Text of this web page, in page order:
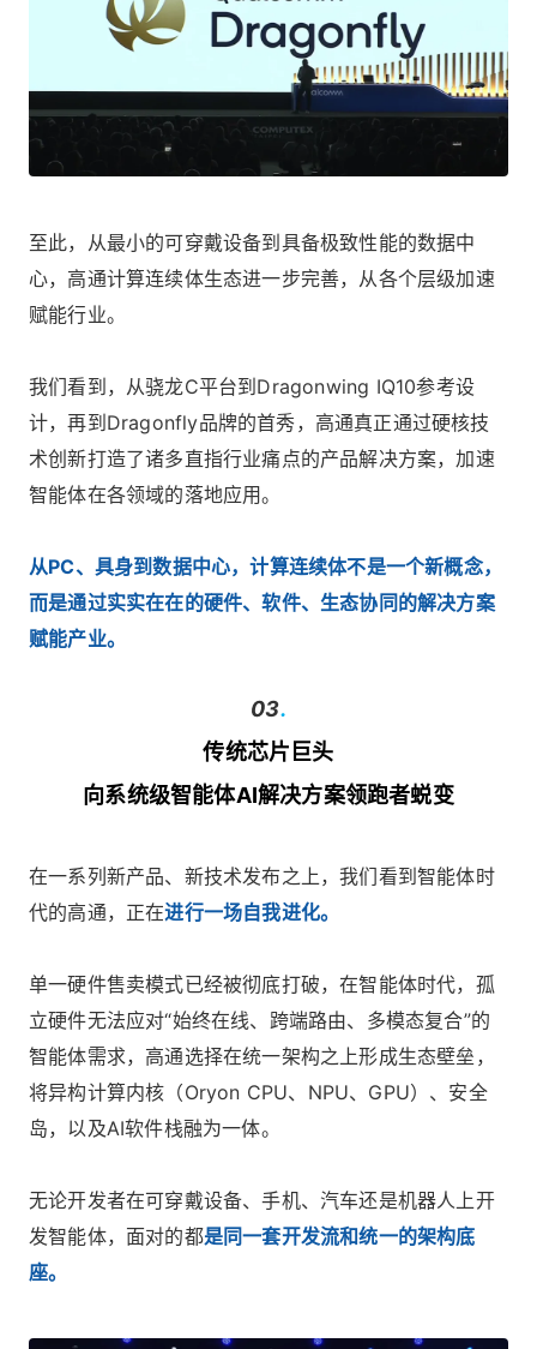
至此，从最小的可穿戴设备到具备极致性能的数据中
心，高通计算连续体生态进一步完善，从各个层级加速
赋能行业。
我们看到，从骁龙C平台到Dragonwing IQ10参考设
计，再到Dragonfly品牌的首秀，高通真正通过硬核技
术创新打造了诸多直指行业痛点的产品解决方案，加速
智能体在各领域的落地应用。
从PC、具身到数据中心，计算连续体不是一个新概念，
而是通过实实在在的硬件、软件、生态协同的解决方案
赋能产业。
03.
传统芯片巨头
向系统级智能体AI解决方案领跑者蜕变
在一系列新产品、新技术发布之上，我们看到智能体时
代的高通，正在进行一场自我进化。
单一硬件售卖模式已经被彻底打破，在智能体时代，孤
立硬件无法应对“始终在线、跨端路由、多模态复合”的
智能体需求，高通选择在统一架构之上形成生态壁垒，
将异构计算内核（Oryon CPU、NPU、GPU）、安全
岛，以及AI软件栈融为一体。
无论开发者在可穿戴设备、手机、汽车还是机器人上开
发智能体，面对的都是同一套开发流和统一的架构底
座。